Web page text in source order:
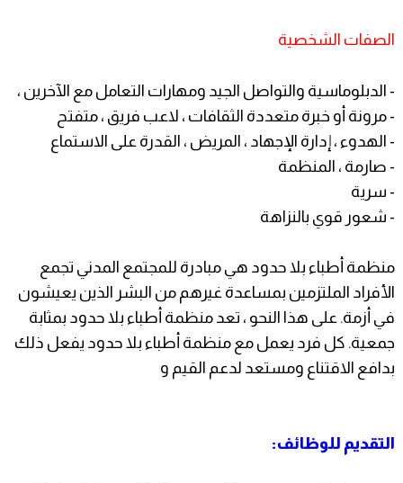
الصفات الشخصية
- الدبلوماسية والتواصل الجيد ومهارات التعامل مع الآخرين ،
- مرونة أو خبرة متعددة الثقافات ، لاعب فريق ، متفتح
- الهدوء ، إدارة الإجهاد ، المريض ، القدرة على الاستماع
- صارمة ، المنظمة
- سرية
- شعور قوي بالنزاهة
منظمة أطباء بلا حدود هي مبادرة للمجتمع المدني تجمع
الأفراد الملتزمين بمساعدة غيرهم من البشر الذين يعيشون
في أزمة. على هذا النحو ، تعد منظمة أطباء بلا حدود بمثابة
جمعية. كل فرد يعمل مع منظمة أطباء بلا حدود يفعل ذلك
بدافع الاقتناع ومستعد لدعم القيم و
التقديم للوظائف: